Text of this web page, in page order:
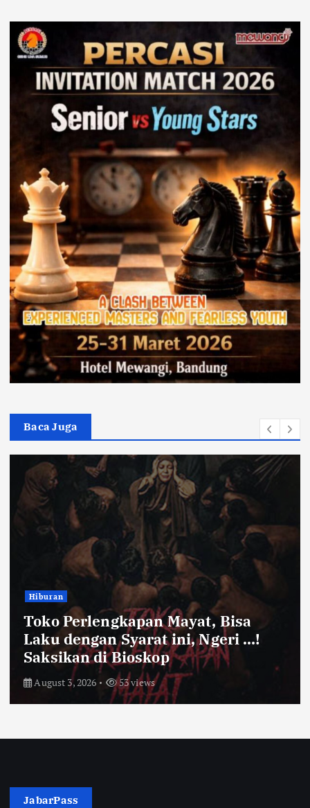
Baca Juga
Hiburan
Toko Perlengkapan Mayat, Bisa
Laku dengan Syarat ini, Ngeri …!
Saksikan di Bioskop
August 3, 2026 53 views
JabarPass